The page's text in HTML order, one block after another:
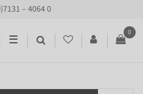
– 4064 0
☰
0